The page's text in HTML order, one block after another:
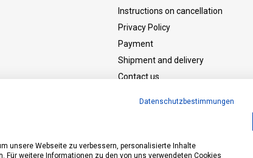
Instructions on cancellation
Privacy Policy
Payment
Shipment and delivery
Contact us
Datenschutzbestimmungen
unsere Webseite zu verbessern, personalisierte Inhalte
Für weitere Informationen zu den von uns verwendeten Cookies